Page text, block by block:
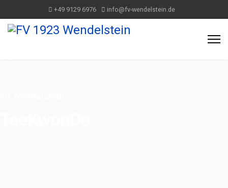
+49 9129 6976 info@fv-wendelstein.de